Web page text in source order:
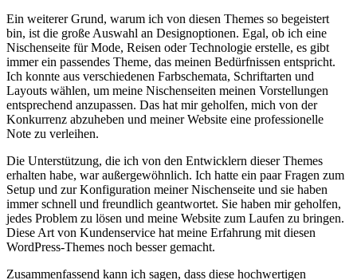
Ein ⁣weiterer ‌Grund, warum ich von diesen ⁤Themes so begeistert
bin, ist die große Auswahl an Designoptionen. Egal, ob⁤ ich eine
Nischenseite für Mode, Reisen oder Technologie erstelle, es⁣ gibt
immer ein ‌passendes Theme, das meinen Bedürfnissen entspricht.
Ich konnte aus verschiedenen Farbschemata, Schriftarten und
Layouts wählen,​ um meine Nischenseiten meinen Vorstellungen
entsprechend anzupassen. Das hat ⁣mir geholfen, mich von der
Konkurrenz abzuheben und⁢ meiner Website eine professionelle
Note zu verleihen.
Die Unterstützung, die ich von den⁣ Entwicklern dieser Themes
erhalten habe, war ‍außergewöhnlich. Ich ⁤hatte ein paar Fragen ‍zum
⁣Setup und zur Konfiguration ‍meiner ⁤Nischenseite und sie haben
immer ⁣schnell und freundlich geantwortet. Sie haben mir geholfen,
jedes Problem‍ zu lösen und meine Website⁢ zum‍ Laufen zu⁢ bringen.
Diese Art von Kundenservice hat meine⁤ Erfahrung ⁤mit ‍diesen
WordPress-Themes noch besser gemacht.
Zusammenfassend kann ich sagen,​ dass diese hochwertigen